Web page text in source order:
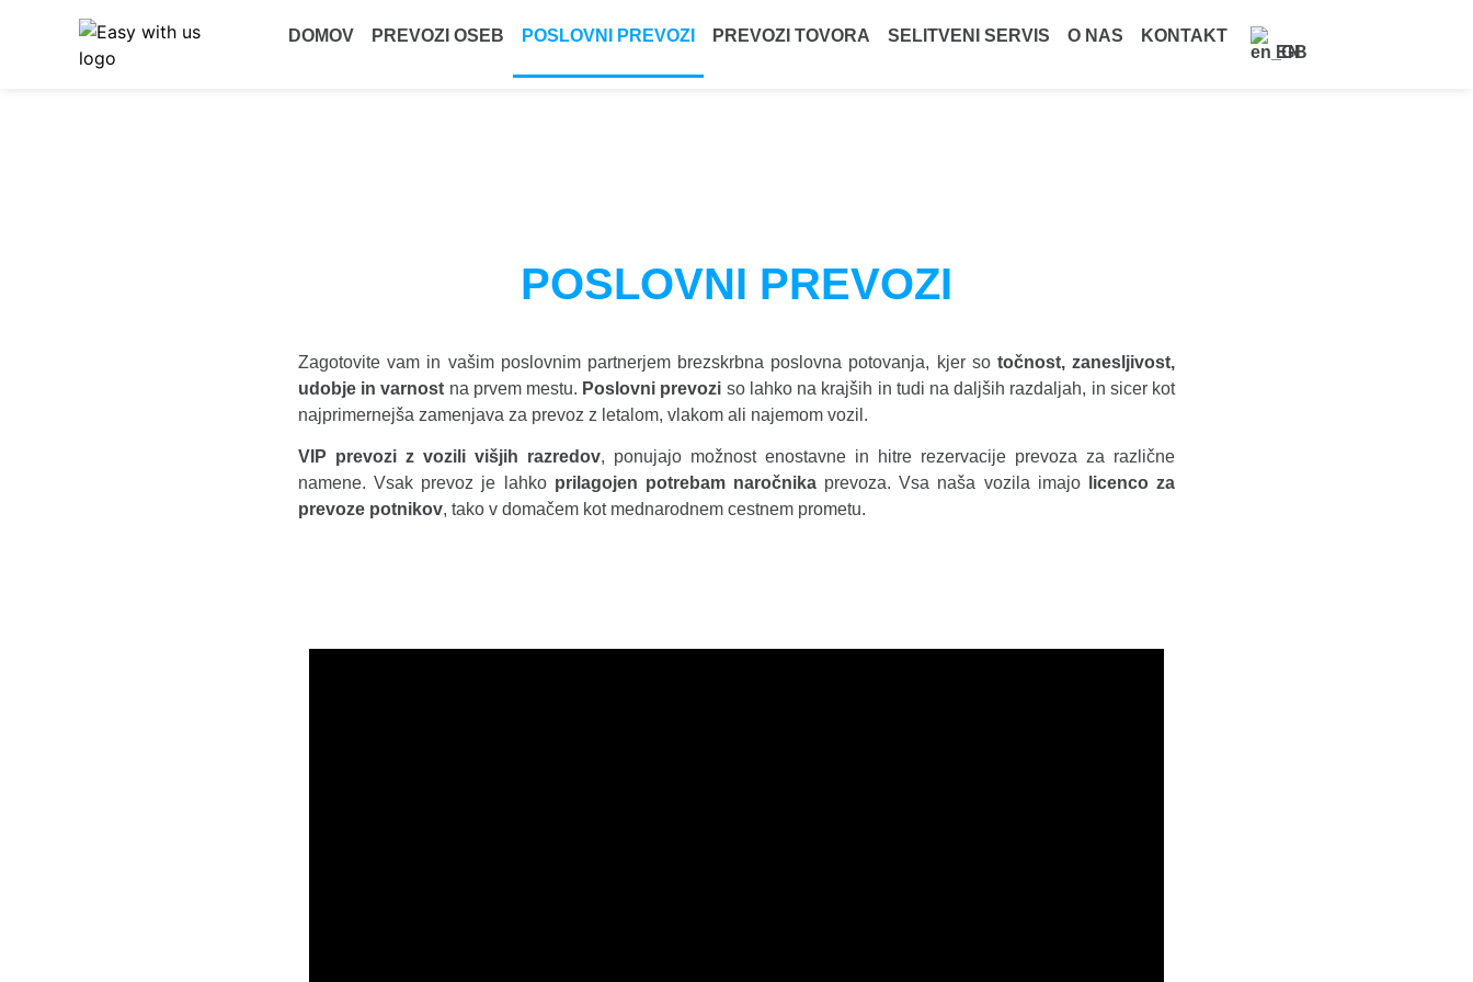
DOMOV PREVOZI OSEB POSLOVNI PREVOZI PREVOZI TOVORA SELITVENI SERVIS O NAS
KONTAKT
EN
POSLOVNI PREVOZI
Zagotovite vam in vašim poslovnim partnerjem brezskrbna poslovna potovanja, kjer so točnost, zanesljivost,
udobje in varnost na prvem mestu. Poslovni prevozi so lahko na krajših in tudi na daljših razdaljah, in sicer kot
najprimernejša zamenjava za prevoz z letalom, vlakom ali najemom vozil.
VIP prevozi z vozili višjih razredov, ponujajo možnost enostavne in hitre rezervacije prevoza za različne
namene. Vsak prevoz je lahko prilagojen potrebam naročnika prevoza. Vsa naša vozila imajo
licenco za
prevoze potnikov, tako v domačem kot mednarodnem cestnem prometu.